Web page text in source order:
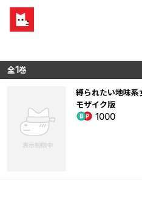
全1巻
縛られたい地味
モザイク版
1000